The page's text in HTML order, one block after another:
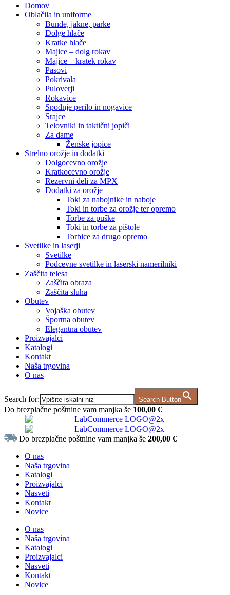
Domov
Oblačila in uniforme
Bunde, jakne, parke
Dolge hlače
Kratke hlače
Majice – dolg rokav
Majice – kratek rokav
Pasovi
Pokrivala
Puloverji
Rokavice
Spodnje perilo in nogavice
Srajce
Telovniki in taktični jopiči
Za dame
Ženske jopice
Strelno orožje in dodatki
Dolgocevno orožje
Kratkocevno orožje
Rezervni deli za MPX
Dodatki za orožje
Toki za nabojnike in naboje
Toki in torbe za orožje ter opremo
Torbe za puške
Toki in torbe za pištole
Torbice za drugo opremo
Svetilke in laserji
Svetilke
Podcevne svetilke in laserski namerilniki
Zaščita telesa
Zaščita obraza
Zaščita sluha
Obutev
Vojaška obutev
Športna obutev
Elegantna obutev
Proizvajalci
Katalogi
Kontakt
Naša trgovina
O nas
Search for: Search Button
Do brezplačne poštnine vam manjka še 100,00 €
Do brezplačne poštnine vam manjka še200,00€
O nas
Naša trgovina
Katalogi
Proizvajalci
Nasveti
Kontakt
Novice
O nas
Naša trgovina
Katalogi
Proizvajalci
Nasveti
Kontakt
Novice